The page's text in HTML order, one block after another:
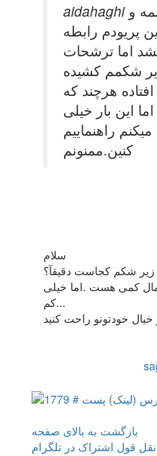
سالمه و
اخرین پریودم رابطه
اما ترشحات
شکمم کشیده
افتاده هرچند که
این بار خیلی
راهنماییم
کنین.ممنونم
سلام
زیر شکم کجاست دقیقآ؟
کمی هست .اما خیلی
کم...
بازگشت به بالای صفحه
نقل قول اشتراک در تلگرام